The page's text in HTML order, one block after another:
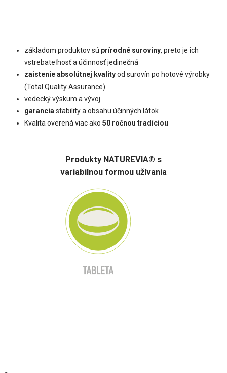
základom produktov sú prírodné suroviny, preto je ich
vstrebateľnosť a účinnosť jedinečná
zaistenie absolútnej kvalityod surovín po hotové výrobky
(Total Quality Assurance)
vedecký výskum a vývoj
garancia stability a obsahu účinných látok
Kvalita overená viac ako 50 ročnou tradíciou
Produkty NATUREVIA® s
variabilnou formou užívania